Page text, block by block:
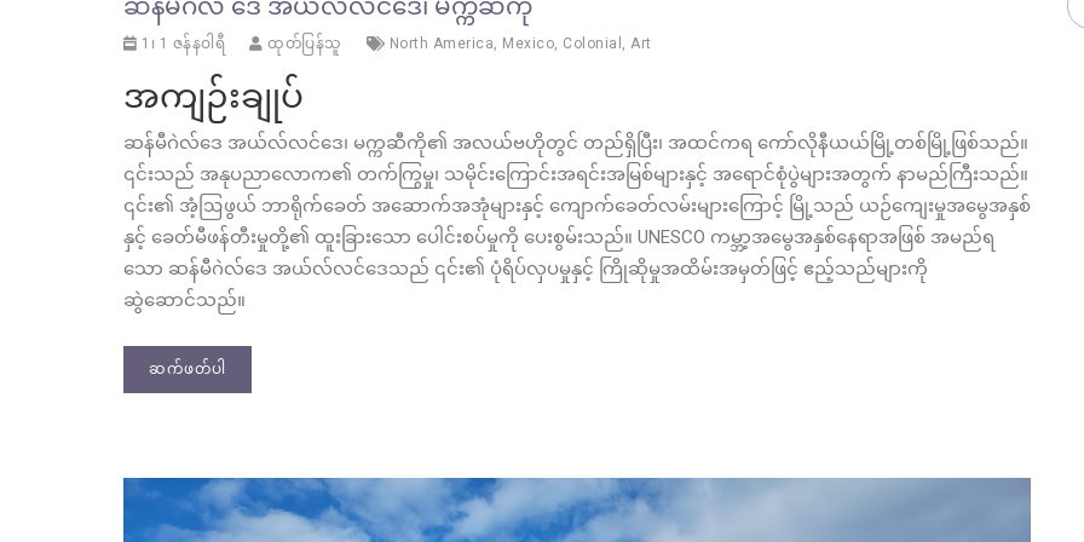
ဆန်မီဂဲလ် ဒေ အယ်လ်လင်ဒေ၊ မက္ကဆီကို
1၊ 1 ဇန်နဝါရီ ထုတ်ပြန်သူ North America, Mexico, Colonial , Art
အကျဉ်းချုပ်
ဆန်မီဂဲလ်ဒေ အယ်လ်လင်ဒေ၊ မက္ကဆီကို၏ အလယ်ဗဟိုတွင် တည်ရှိပြီး၊ အထင်ကရ ကော်လိုနီယယ်မြို့တစ်မြို့ဖြစ်သည်။
၎င်းသည် အနုပညာလောက၏ တက်ကြွမှု၊ သမိုင်းကြောင်းအရင်းအမြစ်များနှင့် အရောင်စုံပွဲများအတွက် နာမည်ကြီးသည်။
၎င်း၏ အံ့ဩဖွယ် ဘာရိုက်ခေတ် အဆောက်အအုံများနှင့် ကျောက်ခေတ်လမ်းများကြောင့် မြို့သည် ယဉ်ကျေးမှုအမွေအနှစ်
နှင့် ခေတ်မီဖန်တီးမှုတို့၏ ထူးခြားသော ပေါင်းစပ်မှုကို ပေးစွမ်းသည်။ UNESCO ကမ္ဘာ့အမွေအနှစ်နေရာအဖြစ် အမည်ရ
သော ဆန်မီဂဲလ်ဒေ အယ်လ်လင်ဒေသည် ၎င်း၏ ပုံရိပ်လှပမှုနှင့် ကြိုဆိုမှုအထိမ်းအမှတ်ဖြင့် ဧည့်သည်များကို
ဆွဲဆောင်သည်။
ဆက်ဖတ်ပါ